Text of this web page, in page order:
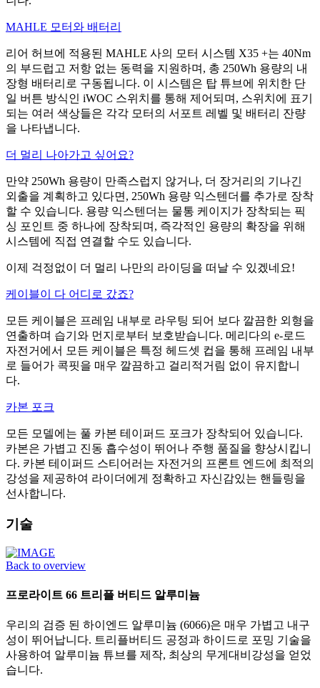
MAHLE 모터와 배터리
리어 허브에 적용된 MAHLE 사의 모터 시스템 X35 +는 40Nm
의 부드럽고 저항 없는 동력을 지원하며, 총 250Wh 용량의 내
장형 배터리로 구동됩니다. 이 시스템은 탑 튜브에 위치한 단
일 버튼 방식인 iWOC 스위치를 통해 제어되며, 스위치에 표기
되는 여러 색상들은 각각 모터의 서포트 레벨 및 배터리 잔량
을 나타냅니다.
더 멀리 나아가고 싶어요?
만약 250Wh 용량이 만족스럽지 않거나, 더 장거리의 기나긴
외출을 계획하고 있다면, 250Wh 용량 익스텐더를 추가로 장착
할 수 있습니다. 용량 익스텐더는 물통 케이지가 장착되는 픽
싱 포인트 중 하나에 장착되며, 즉각적인 용량의 확장을 위해
시스템에 직접 연결할 수도 있습니다.
이제 걱정없이 더 멀리 나만의 라이딩을 떠날 수 있겠네요!
케이블이 다 어디로 갔죠?
모든 케이블은 프레임 내부로 라우팅 되어 보다 깔끔한 외형을
연출하며 습기와 먼지로부터 보호받습니다. 메리다의 e-로드
자전거에서 모든 케이블은 특정 헤드셋 컵을 통해 프레임 내부
로 들어가 콕핏을 매우 깔끔하고 걸리적거림 없이 유지합니
다.
카본 포크
모든 모델에는 풀 카본 테이퍼드 포크가 장착되어 있습니다.
카본은 가볍고 진동 흡수성이 뛰어나 주행 품질을 향상시킵니
다. 카본 테이퍼드 스티어러는 자전거의 프론트 엔드에 최적의
강성을 제공하여 라이더에게 정확하고 자신감있는 핸들링을
선사합니다.
기술
Back to overview
프로라이트 66 트리플 버티드 알루미늄
우리의 검증 된 하이엔드 알루미늄 (6066)은 매우 가볍고 내구
성이 뛰어납니다. 트리플버티드 공정과 하이드로 포밍 기술을
사용하여 알루미늄 튜브를 제작, 최상의 무게대비강성을 얻었
습니다.